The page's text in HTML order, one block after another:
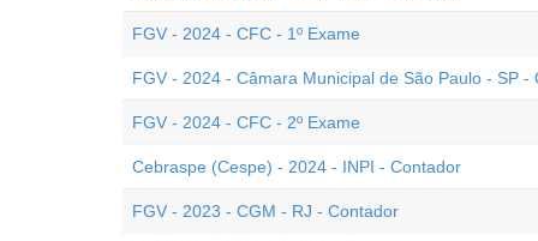
FGV - 2024 - CFC - 1º Exame
FGV - 2024 - Câmara Municipal de São Paulo - SP -
FGV - 2024 - CFC - 2º Exame
Cebraspe (Cespe) - 2024 - INPI - Contador
FGV - 2023 - CGM - RJ - Contador